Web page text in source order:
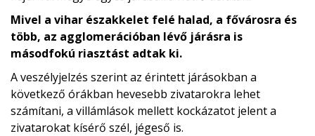
Mivel a vihar északkelet felé halad, a fővárosra és
több, az agglomerációban lévő járásra is
másodfokú riasztást adtak ki.
A veszélyjelzés szerint az érintett járásokban a
következő órákban hevesebb zivatarokra lehet
számítani, a villámlások mellett kockázatot jelent a
zivatarokat kísérő szél, jégeső is.